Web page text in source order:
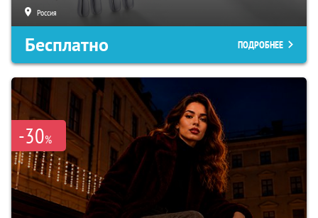
Россия
Бесплатно ПОДРОБНЕЕ
-30%